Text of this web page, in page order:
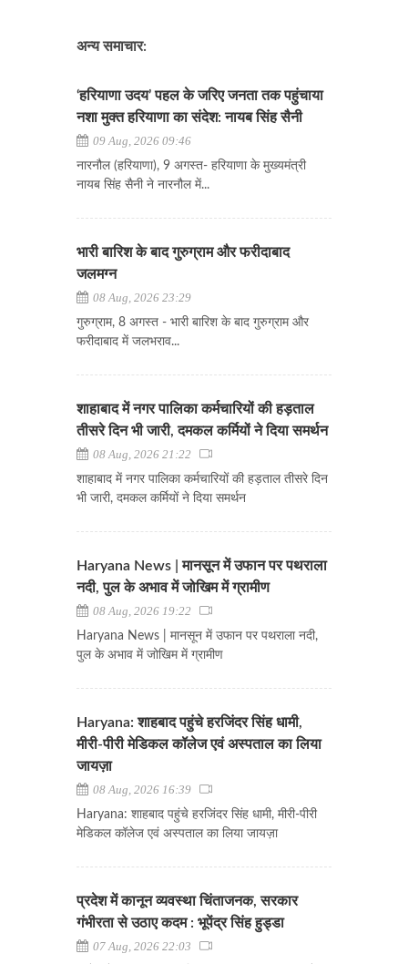
अन्य समाचार:
‘हरियाणा उदय’ पहल के जरिए जनता तक पहुंचाया
नशा मुक्त हरियाणा का संदेश: नायब सिंह सैनी
09 Aug, 2026 09:46
नारनौल (हरियाणा), 9 अगस्त- हरियाणा के मुख्यमंत्री
नायब सिंह सैनी ने नारनौल में...
भारी बारिश के बाद गुरुग्राम और फरीदाबाद
जलमग्न
08 Aug, 2026 23:29
गुरुग्राम, 8 अगस्त - भारी बारिश के बाद गुरुग्राम और
फरीदाबाद में जलभराव...
शाहाबाद में नगर पालिका कर्मचारियों की हड़ताल
तीसरे दिन भी जारी, दमकल कर्मियों ने दिया समर्थन
08 Aug, 2026 21:22
शाहाबाद में नगर पालिका कर्मचारियों की हड़ताल तीसरे दिन
भी जारी, दमकल कर्मियों ने दिया समर्थन
Haryana News | मानसून में उफान पर पथराला
नदी, पुल के अभाव में जोखिम में ग्रामीण
08 Aug, 2026 19:22
Haryana News | मानसून में उफान पर पथराला नदी,
पुल के अभाव में जोखिम में ग्रामीण
Haryana: शाहबाद पहुंचे हरजिंदर सिंह धामी,
मीरी-पीरी मेडिकल कॉलेज एवं अस्पताल का लिया
जायज़ा
08 Aug, 2026 16:39
Haryana: शाहबाद पहुंचे हरजिंदर सिंह धामी, मीरी-पीरी
मेडिकल कॉलेज एवं अस्पताल का लिया जायज़ा
प्रदेश में कानून व्यवस्था चिंताजनक, सरकार
गंभीरता से उठाए कदम : भूपेंद्र सिंह हुड्डा
07 Aug, 2026 22:03